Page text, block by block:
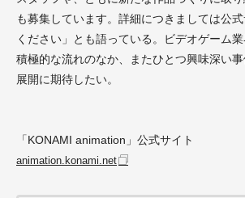
も募集しています。詳細につきましては公
ください」とも語っている。ビデオゲーム
積極的な流れのなか、またひとつ興味深い
展開に期待したい。
「KONAMI animation」公式サイト
animation.konami.net